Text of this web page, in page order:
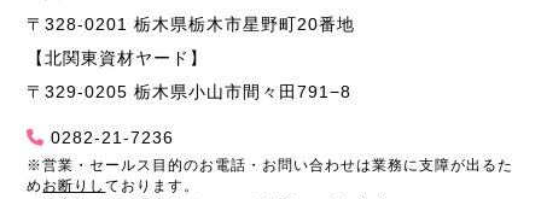
〒328-0201 栃木県栃木市星野町20番地
【北関東資材ヤード】
〒329-0205 栃木県小山市間々田791−8
0282-21-7236
※営業・セールス目的のお電話・お問い合わせは業務に支障が出るた
め お断りしております。